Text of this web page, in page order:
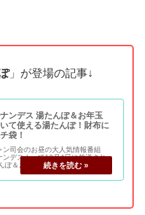
」が登場の記事↓
ナンデス 湯たんぽ＆お年玉
て使える湯たんぽ！財布に
袋！
ン司会のお昼の大人気情報番組
ンデス！」で12月4日に放送され
ぽ＆お年玉袋 M1チャンピオンの
ーモン」さんと一緒にマギーさん
んが紹介してくれました！ 昨日の